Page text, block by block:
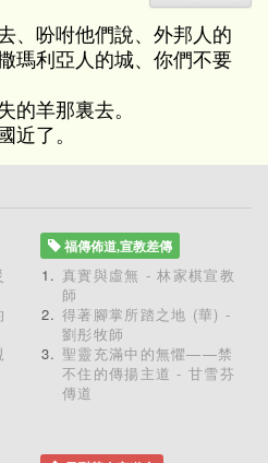
、吩咐他們說、外邦人的
瑪利亞人的城、你們不要
的羊那裏去。
近了。
福傳佈道,宣教差傳
真實與虛無 - 林家棋宣教
師
得著腳掌所踏之地 (華) -
劉彤牧師
聖靈充滿中的無懼——禁
不住的傳揚主道 - 甘雪芬
傳道